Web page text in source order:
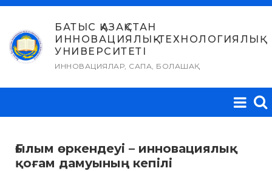
Skip
content
БАТЫС ҚАЗАҚСТАН
ИННОВАЦИЯЛЫҚ-ТЕХНОЛОГИЯЛЫҚ
УНИВЕРСИТЕТІ
ИННОВАЦИЯЛАР, САПА, БОЛАШАҚ
Ғылым өркендеуі – инновациялық
қоғам дамуының кепілі